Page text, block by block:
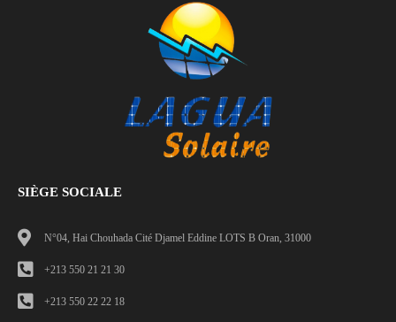
SIÈGE SOCIALE
N°04, Hai Chouhada Cité Djamel Eddine LOTS B Oran, 31000
+213 550 21 21 30
+213 550 22 22 18